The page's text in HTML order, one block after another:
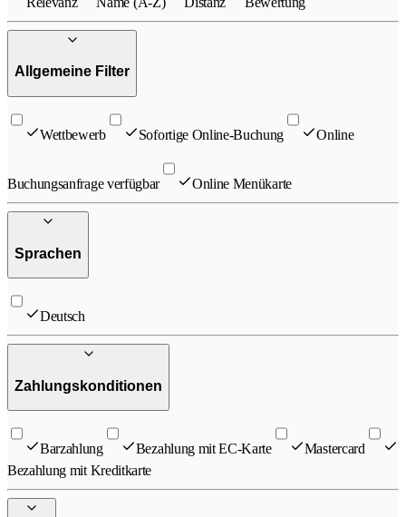
Allgemeine Filter
Wettbewerb Sofortige Online-Buchung Online
Buchungsanfrage verfügbar Online Menükarte
Sprachen
Deutsch
Zahlungskonditionen
Barzahlung Bezahlung mit EC-Karte
Mastercard
Bezahlung mit Kreditkarte